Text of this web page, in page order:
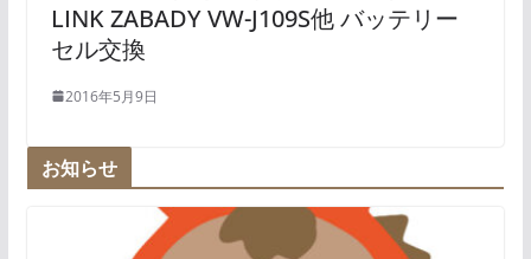
LINK ZABADY VW-J109S他 バッテリー
セル交換
2016年5月9日
お知らせ